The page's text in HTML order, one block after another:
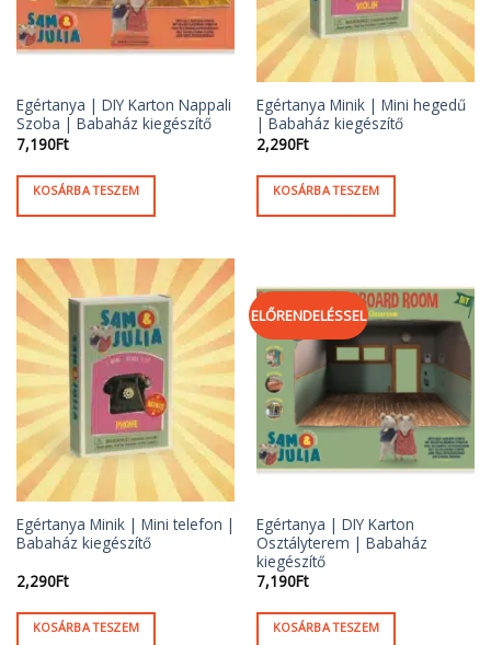
Egértanya | DIY Karton Nappali
Szoba | Babaház kiegészítő
7,190Ft
KOSÁRBA TESZEM
Egértanya Minik | Mini hegedű
| Babaház kiegészítő
2,290Ft
KOSÁRBA TESZEM
Egértanya Minik | Mini telefon |
Babaház kiegészítő
2,290Ft
KOSÁRBA TESZEM
ELŐRENDELÉSSEL
Egértanya | DIY Karton
Osztályterem | Babaház
kiegészítő
7,190Ft
KOSÁRBA TESZEM